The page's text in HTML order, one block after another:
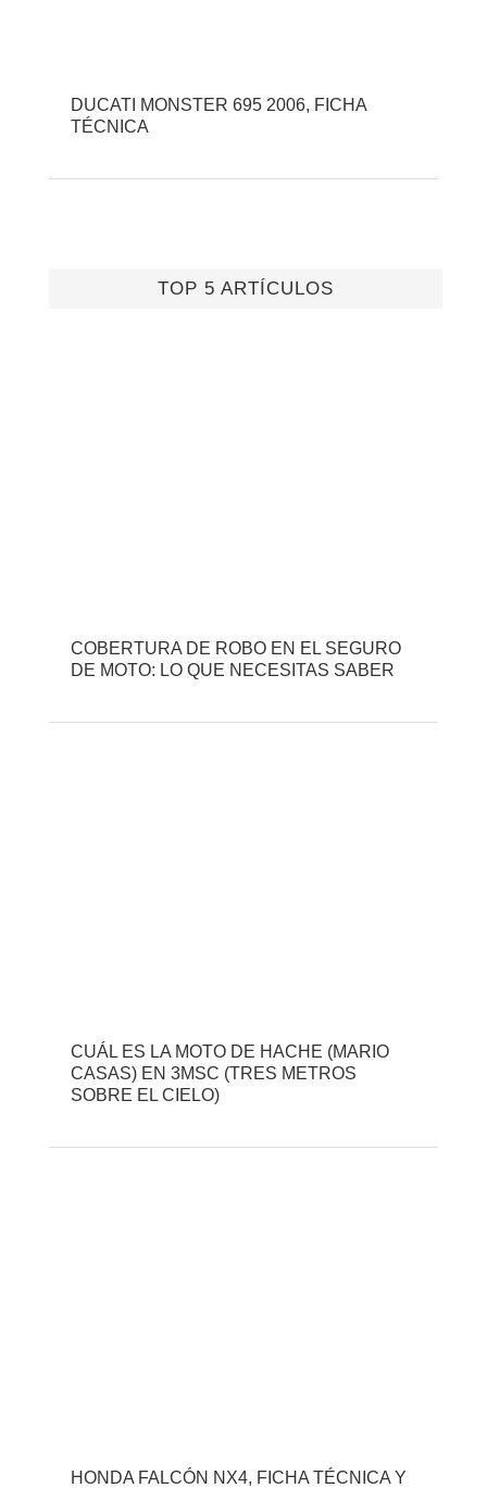
DUCATI MONSTER 695 2006, FICHA
TÉCNICA
TOP 5 ARTÍCULOS
COBERTURA DE ROBO EN EL SEGURO
DE MOTO: LO QUE NECESITAS SABER
CUÁL ES LA MOTO DE HACHE (MARIO
CASAS) EN 3MSC (TRES METROS
SOBRE EL CIELO)
HONDA FALCÓN NX4, FICHA TÉCNICA Y